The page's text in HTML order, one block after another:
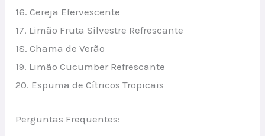
16. Cereja Efervescente
17. Limão Fruta Silvestre Refrescante
18. Chama de Verão
19. Limão Cucumber Refrescante
20. Espuma de Cítricos Tropicais
Perguntas Frequentes: